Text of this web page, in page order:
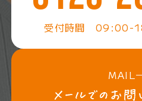
受付時間 09:00-
MAIL